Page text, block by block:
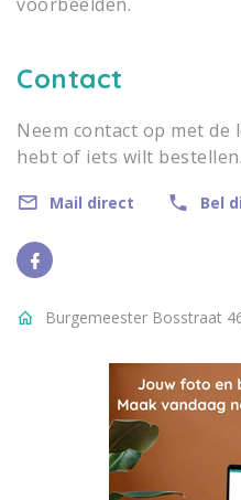
Contact
Neem contact op met de
hebt of iets wilt bestellen.
Mail direct Bel
Burgemeester Bosstraat